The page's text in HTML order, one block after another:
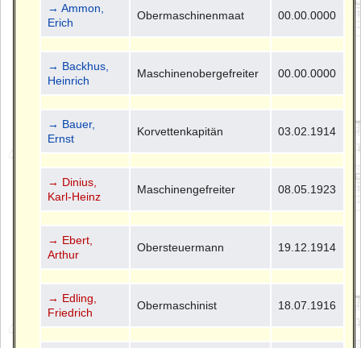
→ Ammon,
Erich
Obermaschinenmaat 00.00.0000
→ Backhus,
Heinrich
Maschinenobergefreiter 00.00.0000
→ Bauer,
Ernst
Korvettenkapitän 03.02.1914
→ Dinius,
Karl-Heinz
Maschinengefreiter 08.05.1923
→ Ebert,
Arthur
Obersteuermann 19.12.1914
→ Edling,
Friedrich
Obermaschinist 18.07.1916